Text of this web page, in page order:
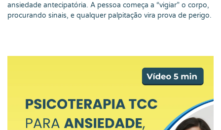
ansiedade antecipatória. A pessoa começa a “vigiar” o corpo,
procurando sinais, e qualquer palpitação vira prova de perigo.